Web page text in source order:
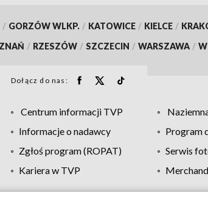
/ GORZÓW WLKP. / KATOWICE / KIELCE /
/ RZESZÓW / SZCZECIN / WARSZAWA /
Dołącz do nas:
Centrum informacji TVP
Informacje o nadawcy
Program
Zgłoś program (ROPAT)
Serwis
Kariera w TVP